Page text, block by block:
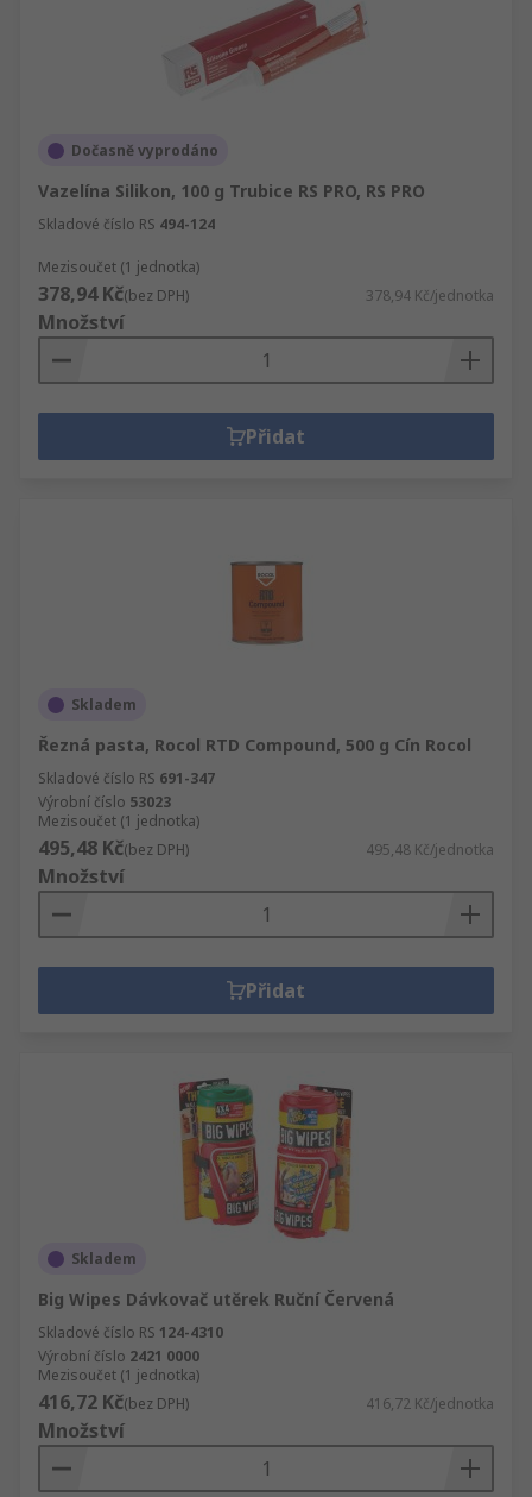
Dočasně vyprodáno
Vazelína Silikon, 100 g Trubice RS PRO, RS PRO
Skladové číslo RS 494-124
Mezisoučet (1 jednotka)
378,94 Kč(bez DPH) 378,94 Kč/jednotka
Množství
Přidat
Skladem
Řezná pasta, Rocol RTD Compound, 500 g Cín Rocol
Skladové číslo RS 691-347
Výrobní číslo 53023
Mezisoučet (1 jednotka)
495,48 Kč(bez DPH) 495,48 Kč/jednotka
Množství
Přidat
Skladem
Big Wipes Dávkovač utěrek Ruční Červená
Skladové číslo RS 124-4310
Výrobní číslo 2421 0000
Mezisoučet (1 jednotka)
416,72 Kč(bez DPH) 416,72 Kč/jednotka
Množství